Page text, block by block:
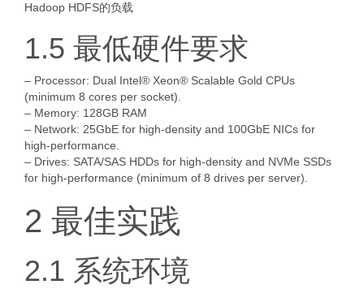
Hadoop HDFS的负载
1.5 最低硬件要求
– Processor: Dual Intel® Xeon® Scalable Gold CPUs
(minimum 8 cores per socket).
– Memory: 128GB RAM
– Network: 25GbE for high-density and 100GbE NICs for
high-performance.
– Drives: SATA/SAS HDDs for high-density and NVMe SSDs
for high-performance (minimum of 8 drives per server).
2 最佳实践
2.1 系统环境